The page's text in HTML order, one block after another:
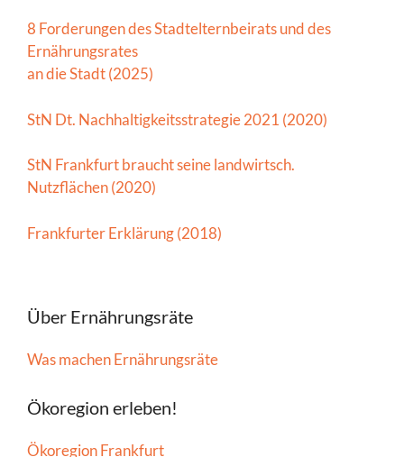
8 Forderungen des Stadtelternbeirats und des
Ernährungsrates
an die Stadt (2025)
StN Dt. Nachhaltigkeitsstrategie 2021 (2020)
StN Frankfurt braucht seine landwirtsch.
Nutzflächen (2020)
Frankfurter Erklärung (2018)
Über Ernährungsräte
Was machen Ernährungsräte
Ökoregion erleben!
Ökoregion Frankfurt